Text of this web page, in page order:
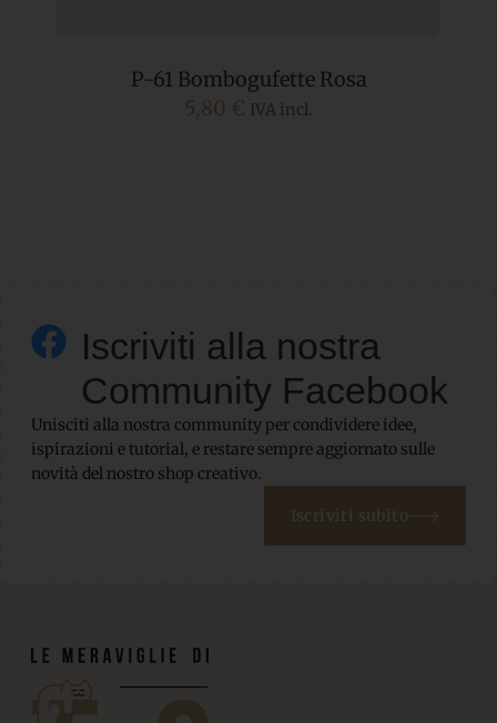
P-61 Bombogufette Rosa
5,80 € IVA incl.
Iscriviti alla nostra
Community Facebook
Unisciti alla nostra community per condividere idee,
ispirazioni e tutorial, e restare sempre aggiornato sulle
novità del nostro shop creativo.
Iscriviti subito